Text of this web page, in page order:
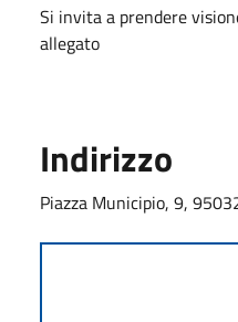
Si invita a prendere
allegato
Indirizzo
Piazza Municipio, 9,